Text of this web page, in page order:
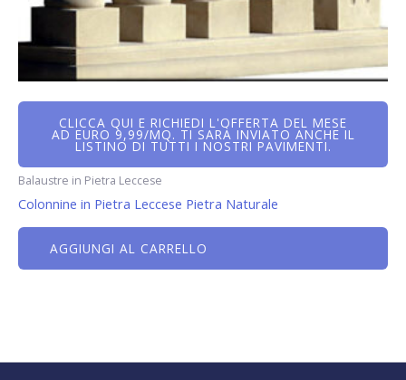
CLICCA QUI E RICHIEDI L'OFFERTA DEL MESE
AD EURO 9,99/MQ. TI SARÀ INVIATO ANCHE IL
LISTINO DI TUTTI I NOSTRI PAVIMENTI.
Balaustre in Pietra Leccese
Colonnine in Pietra Leccese Pietra Naturale
AGGIUNGI AL CARRELLO